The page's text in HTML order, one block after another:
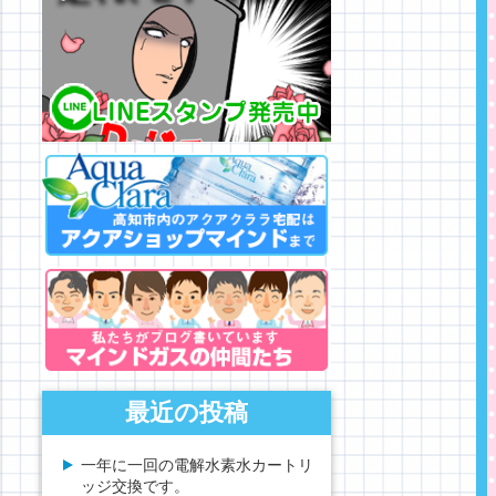
最近の投稿
一年に一回の電解水素水カートリ
ッジ交換です。